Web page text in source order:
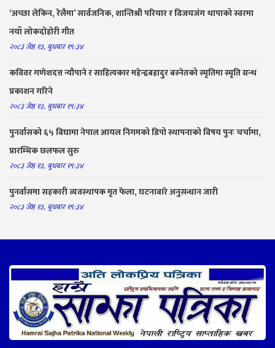
‘अच्छा लेकिन, रेलैमा’ सार्वजनिक, शान्तिश्री परियार र विजयजंग थापाको स्वरमा
नयाँ लोकदोहोरी गीत
२०८३ जेष्ठ १३, बुधबार १९:३४
कविवर गणेशदत्त न्यौपाने र साहित्यकार महेन्द्रबहादुर बस्नेतको स्मृतिमा स्मृति ग्रन्थ
प्रकाशन गरिने
२०८३ जेष्ठ १३, बुधबार १९:३४
पुनर्वासको ६५ बिघामा नेपाल आयल निगमको डिपो स्थापनाको विषय पुनः चर्चामा,
प्रारम्भिक छलफल सुरु
२०८३ जेष्ठ १३, बुधबार १९:३४
पुनर्वासमा सहकारी व्यवस्थापक मृत फेला, घटनाबारे अनुसन्धान जारी
२०८३ जेष्ठ १३, बुधबार १९:३४